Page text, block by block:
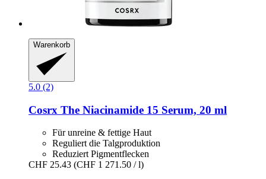
Warenkorb
5.0 (2)
Cosrx The Niacinamide 15 Serum, 20 ml
Für unreine & fettige Haut
Reguliert die Talgproduktion
Reduziert Pigmentflecken
CHF 25.43 (CHF 1 271.50 / l)